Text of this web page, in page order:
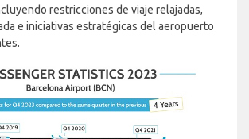
restricciones de viaje relajadas,
e iniciativas estratégicas del aeropuerto